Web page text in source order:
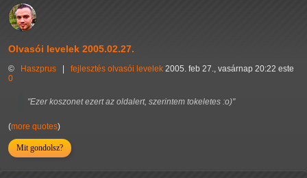
Olvasói levelek 2005.02.27.
© Haszprus fejlesztés olvasói levelek 2005. feb 27., vasárnap 20:22 este
0
"Ezer koszonet ezert az oldalert, szerintem tokeletes :o)"
(more quotes)
Mit gondolsz?